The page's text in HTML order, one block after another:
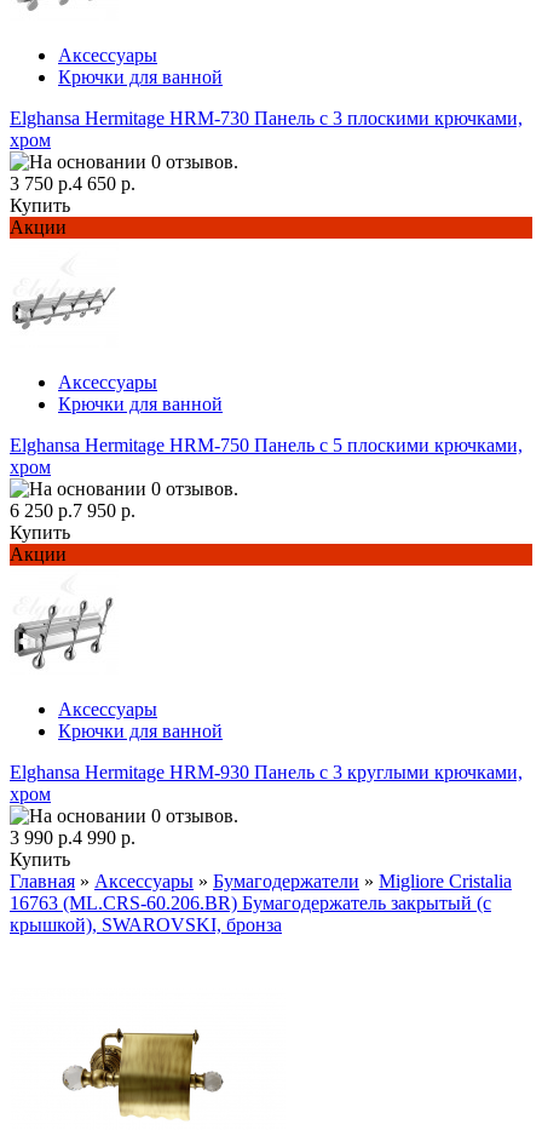
Аксессуары
Крючки для ванной
Elghansa Hermitage HRM-730 Панель с 3 плоскими крючками,
хром
3 750 р.4 650 р.
Купить
Акции
Аксессуары
Крючки для ванной
Elghansa Hermitage HRM-750 Панель с 5 плоскими крючками,
хром
6 250 р.7 950 р.
Купить
Акции
Аксессуары
Крючки для ванной
Elghansa Hermitage HRM-930 Панель с 3 круглыми крючками,
хром
3 990 р.4 990 р.
Купить
Главная » Аксессуары » Бумагодержатели » Migliore Cristalia
16763 (ML.CRS-60.206.BR) Бумагодержатель закрытый (с
крышкой), SWAROVSKI, бронза